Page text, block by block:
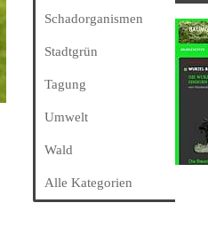
Schadorganismen
Stadtgrün
Tagung
Umwelt
Wald
Alle Kategorien